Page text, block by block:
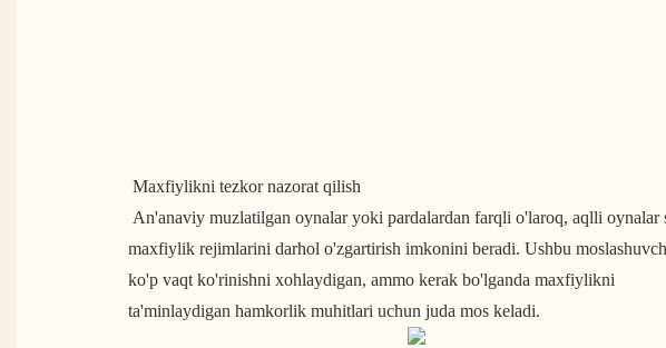
Maxfiylikni tezkor nazorat qilish
An'anaviy muzlatilgan oynalar yoki pardalardan farqli o'laroq, aqlli oynalar sizga
maxfiylik rejimlarini darhol o'zgartirish imkonini beradi. Ushbu
ko'p vaqt ko'rinishni xohlaydigan, ammo kerak bo'lganda maxfiylikni
ta'minlaydigan hamkorlik muhitlari uchun juda mos keladi.